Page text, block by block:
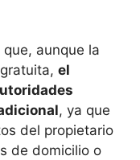
aunque la
el
, ya que
del propietario
de domicilio o